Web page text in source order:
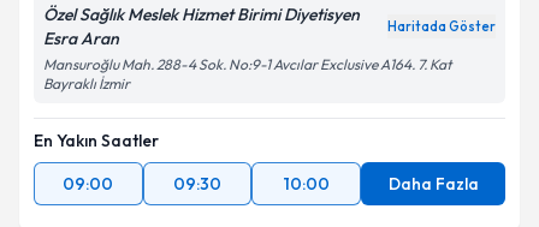
Özel Sağlık Meslek Hizmet Birimi Diyetisyen
Esra Aran
Haritada Göster
Mansuroğlu Mah. 288-4 Sok. No:9-1 Avcılar Exclusive A164. 7. Kat
Bayraklı İzmir
En Yakın Saatler
09:00
09:30 10:00 Daha Fazla